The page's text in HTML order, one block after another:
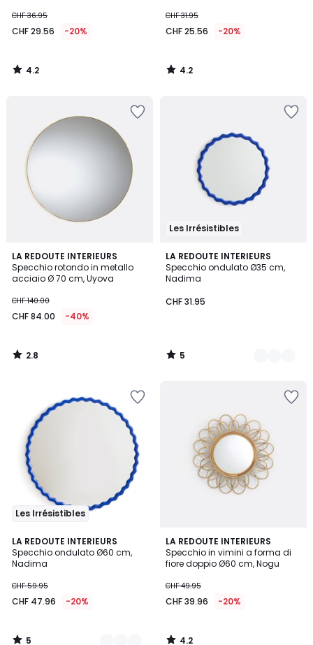
29.56
invece
CHF
36.95
applicata.
CHF 36.95
CHF 29.56 -20%
4.2
/
CHF 31.95
CHF 25.56 -20%
4.2
/
LA REDOUTE INTERIEURS
Specchio rotondo in metallo
acciaio Ø 70 cm, Uyova
CHF 140.00
CHF 84.00 -40%
2.8
/ 5
2.8
/
Les Irrésistibles
LA REDOUTE INTERIEURS
Specchio ondulato Ø35 cm,
Nadima
CHF 31.95
5
/
5
2
Colori
5
/
Les Irrésistibles
LA REDOUTE INTERIEURS
Specchio ondulato Ø60 cm,
Nadima
CHF 59.95
CHF 47.96 -20%
5
/
5
2
Colori
5
LA REDOUTE INTERIEURS
Specchio in vimini a forma di
fiore doppio Ø60 cm, Nogu
CHF 49.95
CHF 39.96 -20%
4.2
/ 5
4.2